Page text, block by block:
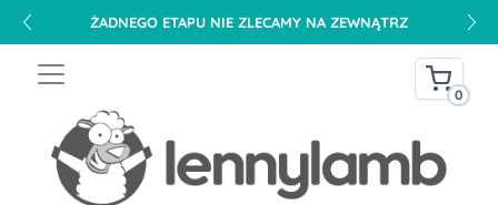
ŻADNEGO ETAPU NIE ZLECAMY NA ZEWNĄTRZ
0